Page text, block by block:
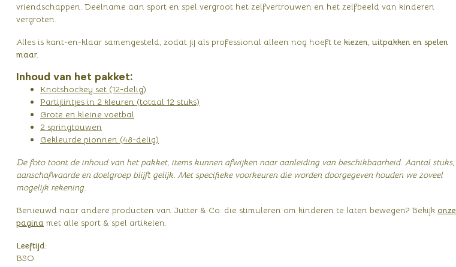
vriendschappen. Deelname aan sport en spel vergroot het zelfvertrouwen en het zelfbeeld van kinderen
vergroten.
Alles is kant-en-klaar samengesteld, zodat jij als professional alleen nog hoeft te kiezen, uitpakken en spelen
maar.
Inhoud van het pakket:
Knotshockey set (12-delig)
Partijlintjes in 2 kleuren (totaal 12 stuks)
Grote en kleine voetbal
2 springtouwen
Gekleurde pionnen (48-delig)
De foto toont de inhoud van het pakket, items kunnen afwijken naar aanleiding van beschikbaarheid. Aantal stuks,
aanschafwaarde en doelgroep blijft gelijk. Met specifieke voorkeuren die worden doorgegeven houden we zoveel
mogelijk rekening.
Benieuwd naar andere producten van Jutter & Co. die stimuleren om kinderen te laten bewegen? Bekijk onze
pagina met alle sport & spel artikelen.
Leeftijd:
BSO